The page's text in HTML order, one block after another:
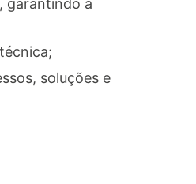
garantindo a
soluções e